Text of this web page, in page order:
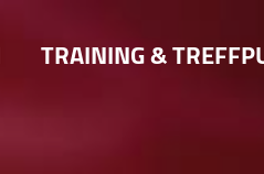
TRAINING &